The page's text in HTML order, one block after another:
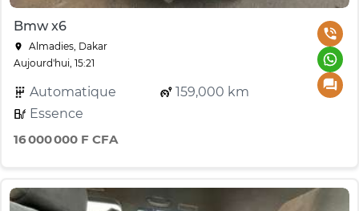
Bmw x6
Almadies, Dakar
Aujourd'hui, 15:21
Automatique
159,000 km
Essence
16 000 000 F CFA